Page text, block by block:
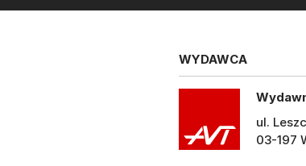
WYDAWCA
ul.
03-197